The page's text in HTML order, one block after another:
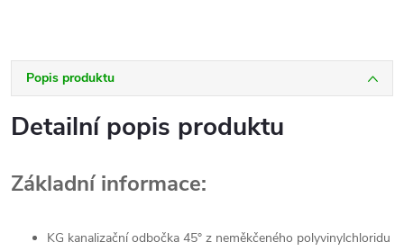
Popis produktu
Detailní popis produktu
Základní informace:
KG kanalizační odbočka 45° z neměkčeného polyvinylchloridu